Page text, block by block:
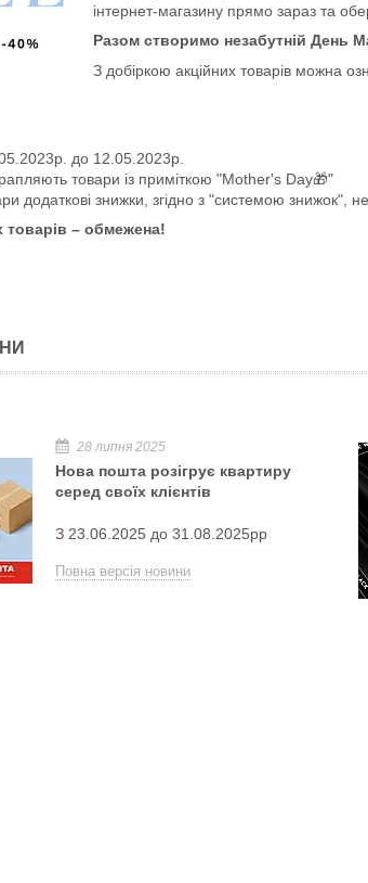
інтернет-магазину прямо зараз та
Разом створимо незабутній День
З добіркою акційних товарів можна
до 12.05.2023р.
товари із приміткою "Mother's Day🎁"
додаткові знижки, згідно з "системою знижок",
товарів – обмежена!
28 липня 2025
Нова пошта розігрує квартиру
серед своїх клієнтів
З 23.06.2025 до 31.08.2025рр
Повна версія новини